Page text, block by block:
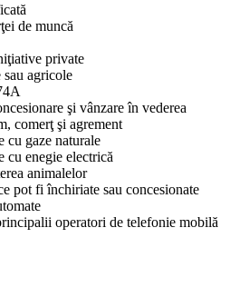
de muncă
private
agricole
şi vânzare în vederea
comerţ şi agrement
cu gaze naturale
cu enegie electrică
animalelor
pot fi închiriate sau concesionate
operatori de telefonie mobilă